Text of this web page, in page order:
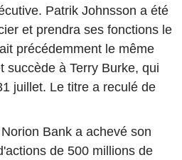
Patrik Johnsson a été
et prendra ses fonctions le
précédemment le même
succède à Terry Burke, qui
juillet. Le titre a reculé de
Bank a achevé son
de 500 millions de